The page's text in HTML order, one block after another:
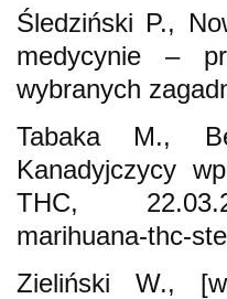
Śledziński P.,
medycynie –
wybranych
Tabaka M.,
Kanadyjczycy
THC,
marihuana-thc-
Zieliński W.,